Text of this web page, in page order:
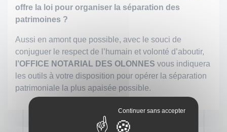
offre la loi pour organiser la séparation des
patrimoines ?
Aussi en amont que possible, avec le souci de
conjuguer le respect de l’humain et volonté d’aboutir,
l’OFFICE NOTARIAL DES OLONNES vous indiquera
les outils à votre disposition pour opérer la séparation
patrimoniale la plus apaisée possible.